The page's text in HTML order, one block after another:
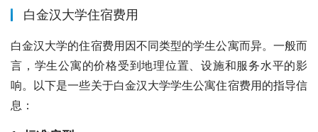
白金汉大学住宿费用
白金汉大学的住宿费用因不同类型的学生公寓而异。一般而
言，学生公寓的价格受到地理位置、设施和服务水平的影
响。以下是一些关于白金汉大学学生公寓住宿费用的指导信
息：